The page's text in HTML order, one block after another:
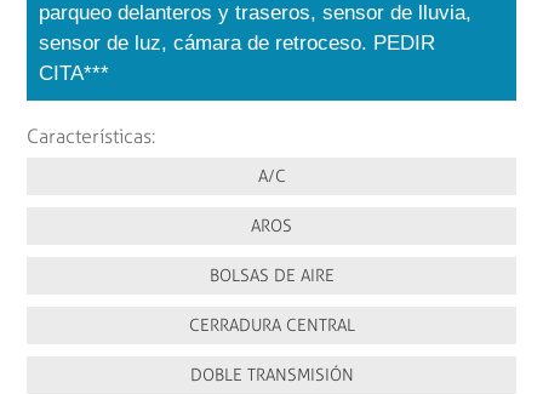
parqueo delanteros y traseros, sensor de lluvia,
sensor de luz, cámara de retroceso. PEDIR
CITA***
Características:
A/C
AROS
BOLSAS DE AIRE
CERRADURA CENTRAL
DOBLE TRANSMISIÓN